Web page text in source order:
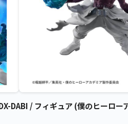
DABI / フィギュア (僕のヒーロー